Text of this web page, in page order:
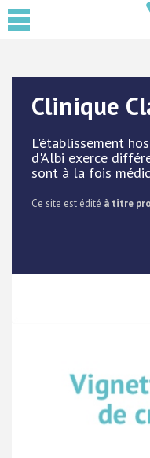
Clinique
L'établissement
d'Albi exerce
sont à la fois
Ce site est édité à titre